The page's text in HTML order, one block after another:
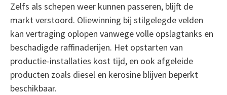
Zelfs als schepen weer kunnen passeren, blijft de
markt verstoord. Oliewinning bij stilgelegde velden
kan vertraging oplopen vanwege volle opslagtanks en
beschadigde raffinaderijen. Het opstarten van
productie-installaties kost tijd, en ook afgeleide
producten zoals diesel en kerosine blijven beperkt
beschikbaar.